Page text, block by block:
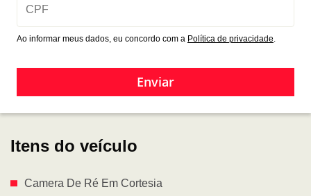
Itens do veículo
Camera De Ré Em Cortesia
Ao informar meus dados, eu concordo com a Política de privacidade
Enviar